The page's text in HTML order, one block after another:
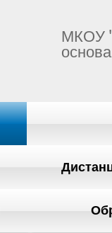
МКОУ